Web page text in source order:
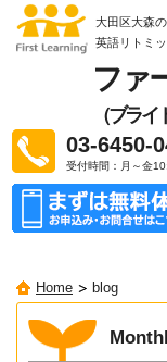
大田区大森
英語リトミッ
ファ
（ブラ
03-6450-
受付時間：月～金
Home blog